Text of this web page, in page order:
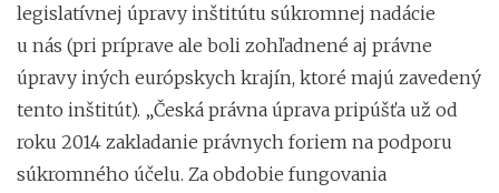
legislatívnej úpravy inštitútu súkromnej nadácie
u nás (pri príprave ale boli zohľadnené aj právne
úpravy iných európskych krajín, ktoré majú zavedený
tento inštitút). „Česká právna úprava pripúšťa už od
roku 2014 zakladanie právnych foriem na podporu
súkromného účelu. Za obdobie fungovania